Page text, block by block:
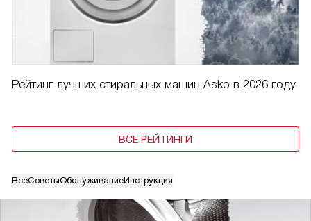
ВсеСоветыОбслуживаниеИнструкция
Рейтинг лучших стиральных машин Asko в 2026 году
ВСЕ РЕЙТИНГИ